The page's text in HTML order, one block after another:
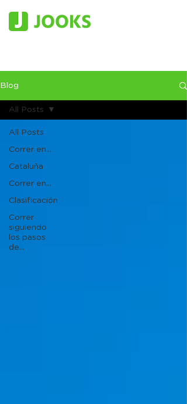
Blog
All Posts
Correr en...
Cataluña
Correr en...
Clasificación
Correr
siguiendo
los pasos
de...
All Posts